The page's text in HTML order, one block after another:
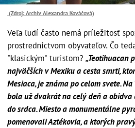
(Zdroj: Archív Alexandra Kováčová)
Veľa ľudí často nemá príležitosť
prostredníctvom obyvateľov. Čo
"klasickým" turistom? „Teotihuacan
najväčších v Mexiku a cesta smrti,
Mesiaca, je známa po celom svete.
bola už dvakrát na celý deň a
do srdca. Miesto a monumentálne
pomenovali Aztékovia, a ktorých